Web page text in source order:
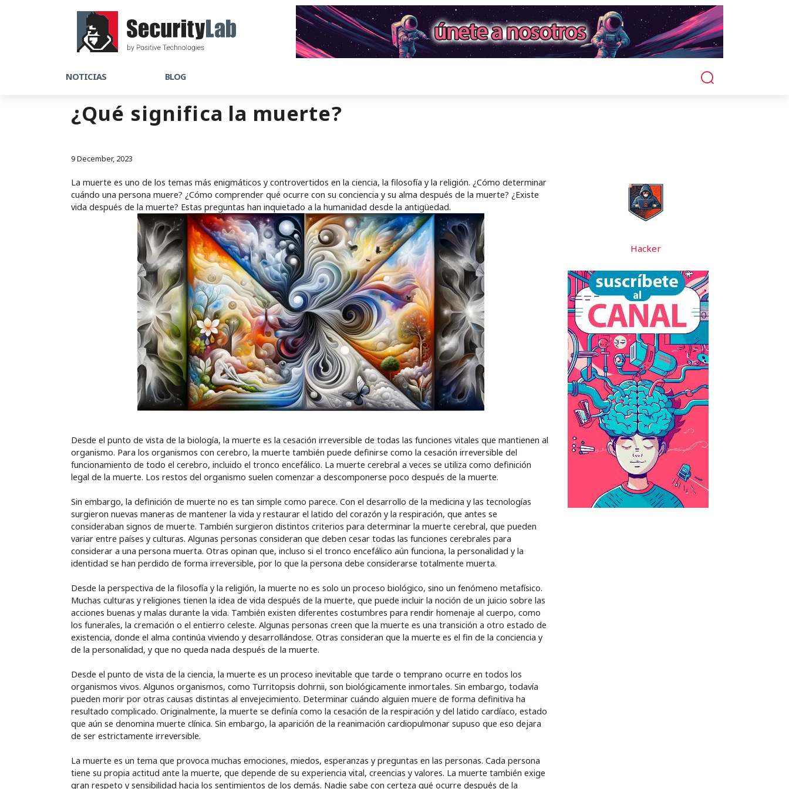
NOTICIAS BLOG
¿Qué significa la muerte?
9 December, 2023
La muerte es uno de los temas más enigmáticos y controvertidos en la ciencia, la filosofía y la religión. ¿Cómo determinar
cuándo una persona muere? ¿Cómo comprender qué ocurre con su conciencia y su alma después de la muerte? ¿Existe
vida después de la muerte? Estas preguntas han inquietado a la humanidad desde la antigüedad.
Desde el punto de vista de la biología, la muerte es la cesación irreversible de todas las funciones vitales que mantienen al
organismo. Para los organismos con cerebro, la muerte también puede definirse como la cesación irreversible del
funcionamiento de todo el cerebro, incluido el tronco encefálico. La muerte cerebral a veces se utiliza como definición
legal de la muerte. Los restos del organismo suelen comenzar a descomponerse poco después de la muerte.
Sin embargo, la definición de muerte no es tan simple como parece. Con el desarrollo de la medicina y las tecnologías
surgieron nuevas maneras de mantener la vida y restaurar el latido del corazón y la respiración, que antes se
consideraban signos de muerte. También surgieron distintos criterios para determinar la muerte cerebral, que pueden
variar entre países y culturas. Algunas personas consideran que deben cesar todas las funciones cerebrales para
considerar a una persona muerta. Otras opinan que, incluso si el tronco encefálico aún funciona, la personalidad y la
identidad se han perdido de forma irreversible, por lo que la persona debe considerarse totalmente muerta.
Desde la perspectiva de la filosofía y la religión, la muerte no es solo un proceso biológico, sino un fenómeno metafísico.
Muchas culturas y religiones tienen la idea de vida después de la muerte, que puede incluir la noción de un juicio sobre las
acciones buenas y malas durante la vida. También existen diferentes costumbres para rendir homenaje al cuerpo, como
los funerales, la cremación o el entierro celeste. Algunas personas creen que la muerte es una transición a otro estado de
existencia, donde el alma continúa viviendo y desarrollándose. Otras consideran que la muerte es el fin de la conciencia y
de la personalidad, y que no queda nada después de la muerte.
Desde el punto de vista de la ciencia, la muerte es un proceso inevitable que tarde o temprano ocurre en todos los
organismos vivos. Algunos organismos, como Turritopsis dohrnii, son biológicamente inmortales. Sin embargo, todavía
pueden morir por otras causas distintas al envejecimiento. Determinar cuándo alguien muere de forma definitiva ha
resultado complicado. Originalmente, la muerte se definía como la cesación de la respiración y del latido cardíaco, estado
que aún se denomina muerte clínica. Sin embargo, la aparición de la reanimación cardiopulmonar supuso que eso dejara
de ser estrictamente irreversible.
La muerte es un tema que provoca muchas emociones, miedos, esperanzas y preguntas en las personas. Cada persona
tiene su propia actitud ante la muerte, que depende de su experiencia vital, creencias y valores. La muerte también exige
gran respeto y sensibilidad hacia los sentimientos de los demás. Nadie sabe con certeza qué ocurre después de la
Hacker